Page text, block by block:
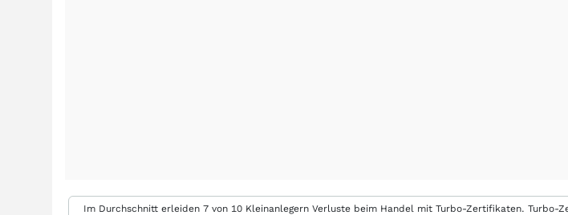
Im Durchschnitt erleiden 7 von 10 Kleinanlegern Verluste beim Handel mit Turbo-Zertifikaten.